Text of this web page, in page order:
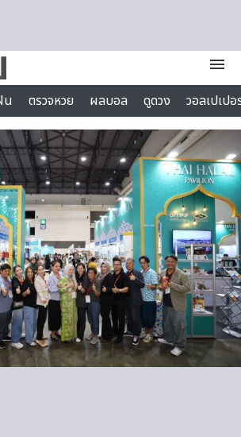
menu
น ตรวจหวย ผลบอล ดูดวง
วอลเปเป